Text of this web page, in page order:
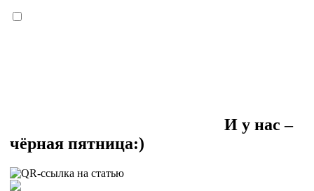
И у нас –
чёрная пятница:)